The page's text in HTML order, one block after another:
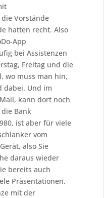
Vorstände
hatten recht. Also
App
bei Assistenzen
Freitag und die
wo muss man hin,
dabei. Und im
kann dort noch
Bank
ist aber für viele
vom
also Sie
daraus wieder
bereits auch
Präsentationen.
mit der